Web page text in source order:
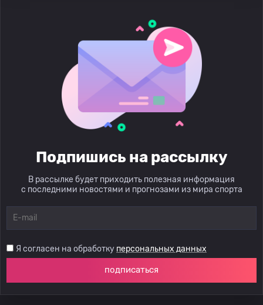
Подпишись на рассылку
В рассылке будет приходить полезная информация
с последними новостями и прогнозами из мира спорта
Я согласен на обработку персональных данных
подписаться